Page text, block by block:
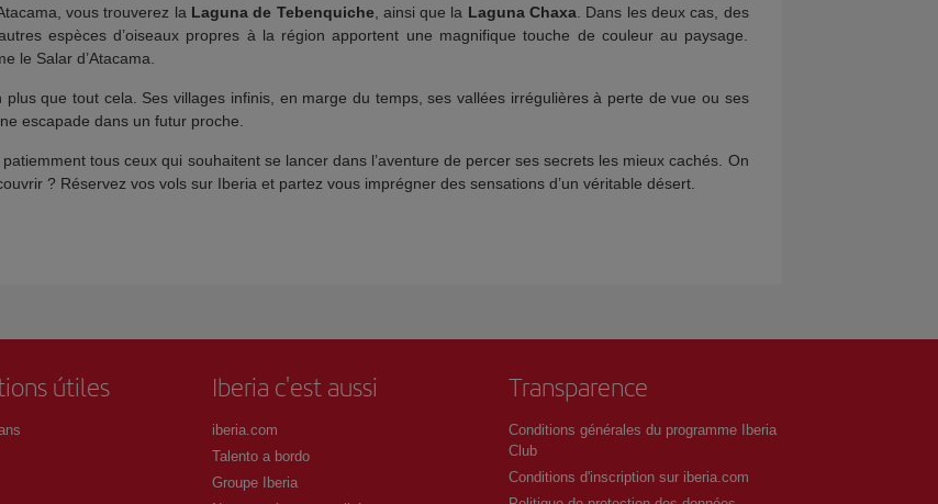
vous trouverez la Laguna de Tebenquiche, ainsi que la Laguna Chaxa . Dans les deux cas, des
espèces d’oiseaux propres à la région apportent une magnifique touche de couleur au paysage.
le Salar d’Atacama.
plus que tout cela. Ses villages infinis, en marge du temps, ses vallées irrégulières à perte de vue ou ses
escapade dans un futur proche.
tous ceux qui souhaitent se lancer dans l’aventure de percer ses secrets les mieux cachés. On
? Réservez vos vols sur Iberia et partez vous imprégner des sensations d’un véritable désert.
útiles Iberia c'est aussi
iberia.com
Talento a bordo
Groupe Iberia
Transparence
Conditions générales du programme Iberia
Club
Conditions d'inscription sur iberia.com